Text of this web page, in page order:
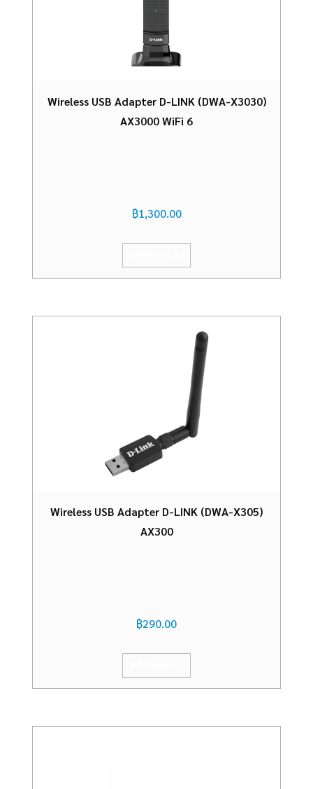
Wireless USB Adapter D-LINK (DWA-X3030)
AX3000 WiFi 6
฿1,300.00
Wireless USB Adapter D-LINK (DWA-X305)
AX300
฿290.00